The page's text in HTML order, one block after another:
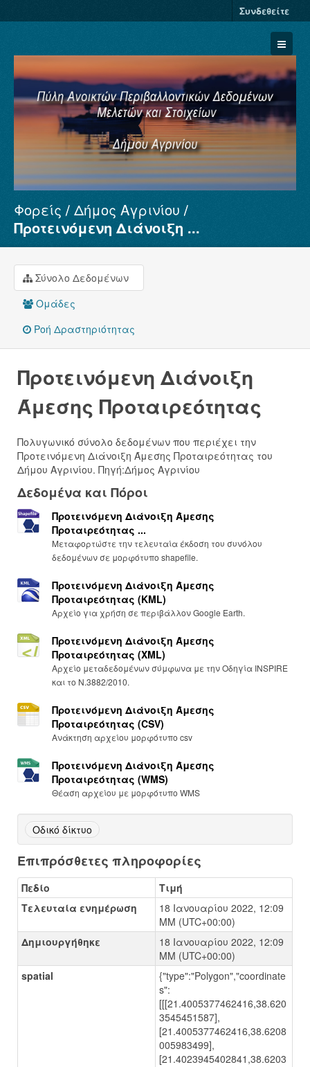
Συνδεθείτε
Σύνολα Δεδομένων
Φορείς
Σχετικά
Φορείς
Δήμος Αγρινίου
Προτεινόμενη Διάνοιξη ...
Σύνολο Δεδομένων
Ομάδες
Ροή Δραστηριότητας
Προτεινόμενη Διάνοιξη
Άμεσης Προταιρεότητας
Πολυγωνικό σύνολο δεδομένων που περιέχει την
Προτεινόμενη Διάνοιξη Άμεσης Προταιρεότητας του
Δήμου Αγρινίου. Πηγή:Δήμος Αγρινίου
Δεδομένα και Πόροι
Προτεινόμενη Διάνοιξη Άμεσης
Προταιρεότητας ...
Μεταφορτώστε την τελευταία έκδοση του συνόλου
δεδομένων σε μορφότυπο shapefile.
Προτεινόμενη Διάνοιξη Άμεσης
Προταιρεότητας (KML)
Αρχείο για χρήση σε περιβάλλον Google Earth.
Προτεινόμενη Διάνοιξη Άμεσης
Προταιρεότητας (XML)
Αρχείο μεταδεδομένων σύμφωνα με την Οδηγία INSPIRE
και το Ν.3882/2010.
Προτεινόμενη Διάνοιξη Άμεσης
Προταιρεότητας (CSV)
Ανάκτηση αρχείου μορφότυπο csv
Προτεινόμενη Διάνοιξη Άμεσης
Προταιρεότητας (WMS)
Θέαση αρχείου με μορφότυπο WMS
Οδικό δίκτυο
Επιπρόσθετες πληροφορίες
Πεδίο
Τιμή
Τελευταία ενημέρωση
18 Ιανουαρίου 2022, 12:09
ΜΜ (UTC+00:00)
Δημιουργήθηκε
18 Ιανουαρίου 2022, 12:09
ΜΜ (UTC+00:00)
spatial
{"type":"Polygon","coordinate
s":
[[[21.4005377462416,38.620
3545451587],
[21.4005377462416,38.6208
005983499],
[21.4023945402841,38.6203